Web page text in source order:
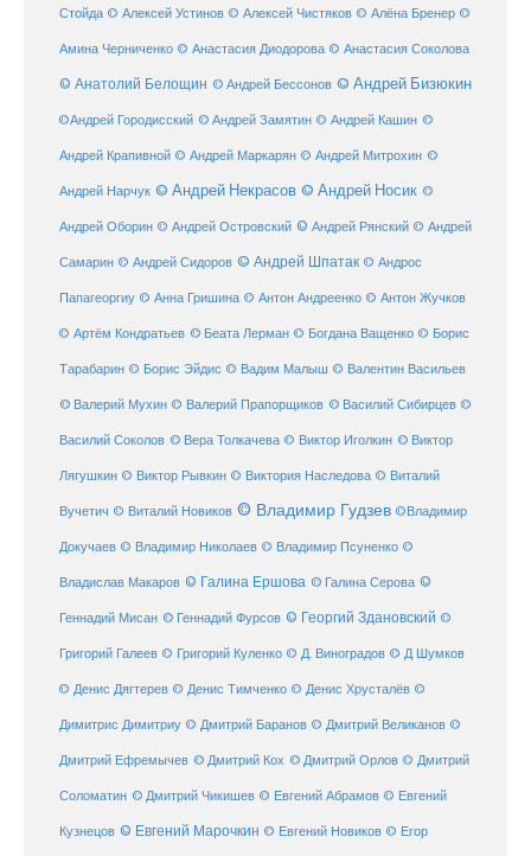
Стойда © Алексей Устинов © Алексей Чистяков © Алёна Бренер ©
Амина Черниченко © Анастасия Диодорова © Анастасия Соколова
© Анатолий Белощин © Андрей Бессонов © Андрей Бизюкин
©Андрей Городисский © Андрей Замятин © Андрей Кашин ©
Андрей Крапивной © Андрей Маркарян © Андрей Митрохин ©
Андрей Нарчук © Андрей Некрасов © Андрей Носик ©
Андрей Оборин © Андрей Островский © Андрей Рянский © Андрей
Самарин © Андрей Сидоров © Андрей Шпатак © Андрос
Папагеоргиу © Анна Гришина © Антон Андреенко © Антон Жучков
© Артём Кондратьев © Беата Лерман © Богдана Ващенко © Борис
Тарабарин © Борис Эйдис © Вадим Малыш © Валентин Васильев
© Валерий Мухин © Валерий Прапорщиков © Василий Сибирцев ©
Василий Соколов © Вера Толкачева © Виктор Иголкин © Виктор
Лягушкин © Виктор Рывкин © Виктория Наследова © Виталий
Вучетич © Виталий Новиков © Владимир Гудзев ©Владимир
Докучаев © Владимир Николаев © Владимир Псуненко ©
Владислав Макаров © Галина Ершова © Галина Серова ©
Геннадий Мисан © Геннадий Фурсов © Георгий Здановский ©
Григорий Галеев © Григорий Куленко © Д. Виноградов © Д Шумков
© Денис Дягтерев © Денис Тимченко © Денис Хрусталёв ©
Димитрис Димитриу © Дмитрий Баранов © Дмитрий Великанов ©
Дмитрий Ефремычев © Дмитрий Кох © Дмитрий Орлов © Дмитрий
Соломатин © Дмитрий Чикишев © Евгений Абрамов © Евгений
Кузнецов © Евгений Марочкин © Евгений Новиков © Егор